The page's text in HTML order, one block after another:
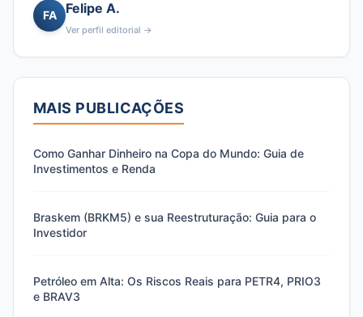
FA Felipe A.
Ver perfil editorial →
MAIS PUBLICAÇÕES
Como Ganhar Dinheiro na Copa do Mundo: Guia de
Investimentos e Renda
Braskem (BRKM5) e sua Reestruturação: Guia para o
Investidor
Petróleo em Alta: Os Riscos Reais para PETR4, PRIO3
e BRAV3